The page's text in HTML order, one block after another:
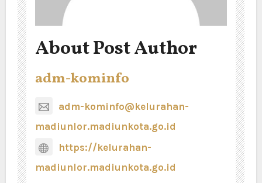
About Post Author
adm-kominfo
adm-kominfo@kelurahan-
madiunlor.madiunkota.go.id
https://kelurahan-
madiunlor.madiunkota.go.id